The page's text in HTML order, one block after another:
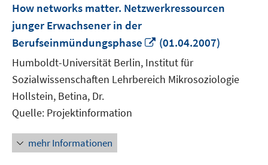
How networks matter. Netzwerkressourcen
junger Erwachsener in der
Berufseinmündungsphase
In
neuem
Fenster
öffnen
(01.04.2007)
Humboldt-Universität Berlin, Institut für
Sozialwissenschaften Lehrbereich Mikrosoziologie
Hollstein, Betina, Dr.
Quelle: Projektinformation
mehr Informationen